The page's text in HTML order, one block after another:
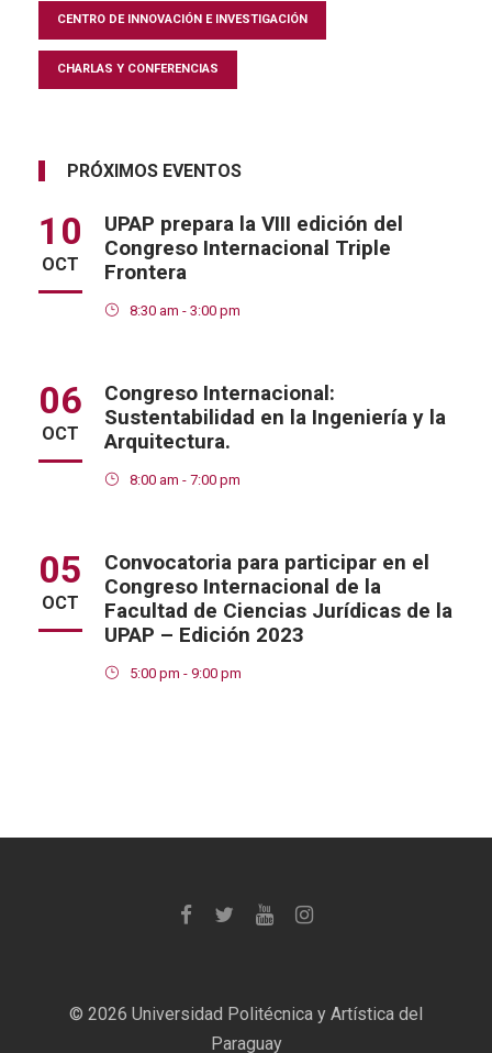
CENTRO DE INNOVACIÓN E INVESTIGACIÓN
CHARLAS Y CONFERENCIAS
PRÓXIMOS EVENTOS
10
OCT
UPAP prepara la VIII edición del
Congreso Internacional Triple
Frontera
8:30 am - 3:00 pm
06
OCT
Congreso Internacional:
Sustentabilidad en la Ingeniería y la
Arquitectura.
8:00 am - 7:00 pm
05
OCT
Convocatoria para participar en el
Congreso Internacional de la
Facultad de Ciencias Jurídicas de la
UPAP – Edición 2023
5:00 pm - 9:00 pm
© 2026 Universidad Politécnica y Artística del
Paraguay